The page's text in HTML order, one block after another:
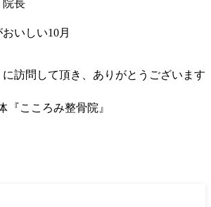
院長
いしい10月
に訪問して頂き、ありがとうございます
『こころみ整骨院』